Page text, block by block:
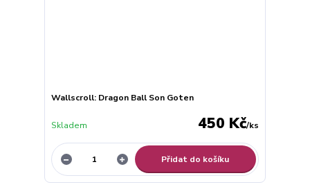
Wallscroll: Dragon Ball Son Goten
450 Kč/ks
Skladem
Přidat do košíku